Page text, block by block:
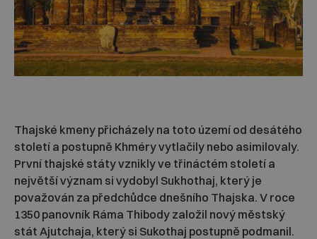
Thajské kmeny přicházely na toto území od desátého
století a postupně Khméry vytlačily nebo asimilovaly.
První thajské státy vznikly ve třináctém století a
největší význam si vydobyl Sukhothaj, který je
považován za předchůdce dnešního Thajska. V roce
1350 panovník Ráma Thibody založil nový městský
stát Ajutchaja, který si Sukothaj postupně podmanil.